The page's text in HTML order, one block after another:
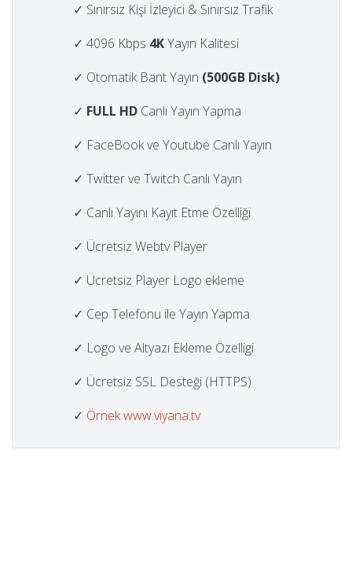
✓ Sınırsız Kişi İzleyici & Sınırsız Trafik
✓ 4096 Kbps 4KYayın Kalitesi
✓ Otomatik Bant Yayın (500GB Disk)
✓ FULL HD Canlı Yayın Yapma
✓ FaceBook ve Youtube Canlı Yayın
✓ Twitter ve Twitch Canlı Yayın
✓ Canlı Yayını Kayıt Etme Özelliği
✓ Ücretsiz Webtv Player
✓ Ücretsiz Player Logo ekleme
✓ Cep Telefonu ile Yayın Yapma
✓ Logo ve Altyazı Ekleme Özelligi
✓ Ücretsiz SSL Desteği (HTTPS)
✓ Örnek www.viyana.tv